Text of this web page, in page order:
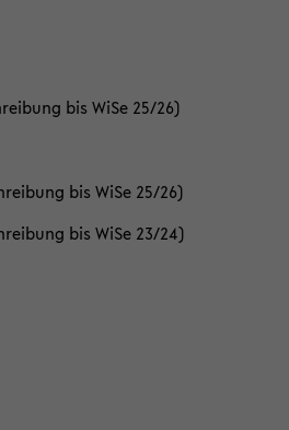
bis WiSe 25/26)
bis WiSe 25/26)
bis WiSe 23/24)